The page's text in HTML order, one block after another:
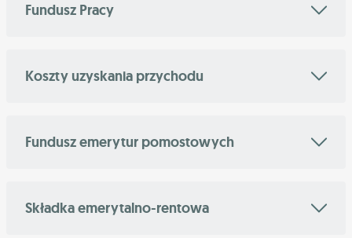
Fundusz Pracy
Koszty uzyskania przychodu
Fundusz emerytur pomostowych
Składka emerytalno-rentowa